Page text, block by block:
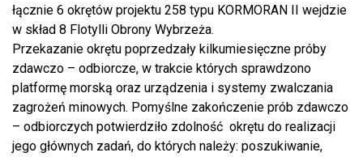
łącznie 6 okrętów projektu 258 typu KORMORAN II wejdzie
w skład 8 Flotylli Obrony Wybrzeża.
Przekazanie okrętu poprzedzały kilkumiesięczne próby
zdawczo – odbiorcze, w trakcie których sprawdzono
platformę morską oraz urządzenia i systemy zwalczania
zagrożeń minowych. Pomyślne zakończenie prób zdawczo
– odbiorczych potwierdziło zdolność okrętu do realizacji
jego głównych zadań, do których należy: poszukiwanie,